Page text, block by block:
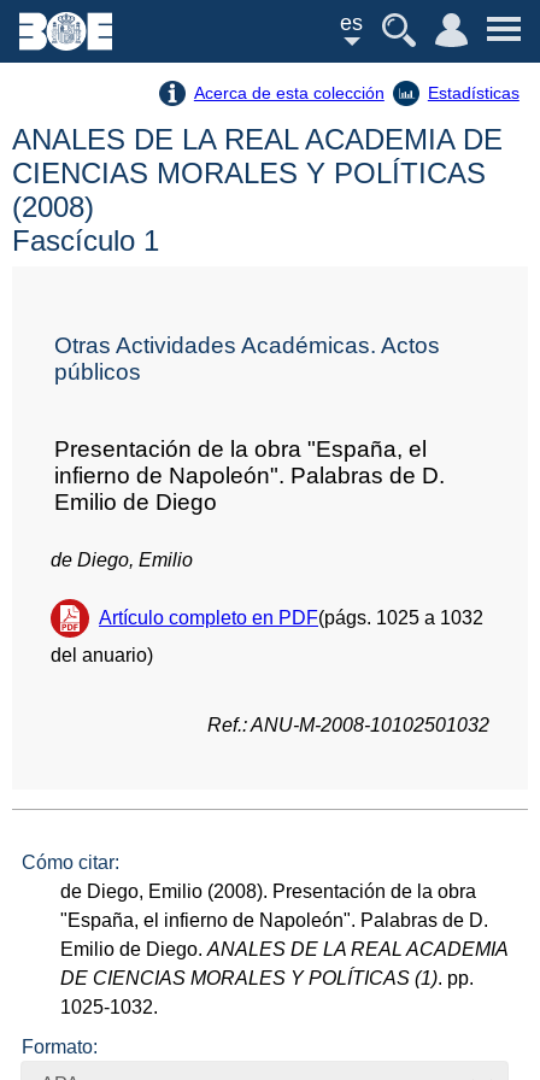
es
Acerca de esta colección Estadísticas
ANALES DE LA REAL ACADEMIA DE
CIENCIAS MORALES Y POLÍTICAS
(2008)
Fascículo 1
Otras Actividades Académicas. Actos
públicos
Presentación de la obra "España, el
infierno de Napoleón". Palabras de D.
Emilio de Diego
de Diego, Emilio
Artículo completo en PDF(págs. 1025 a 1032
del anuario)
Ref.: ANU-M-2008-10102501032
Cómo citar:
de Diego, Emilio (2008). Presentación de la obra
"España, el infierno de Napoleón". Palabras de D.
Emilio de Diego.ANALES DE LA REAL ACADEMIA
DE CIENCIAS MORALES Y POLÍTICAS (1). pp.
1025-1032.
Formato: